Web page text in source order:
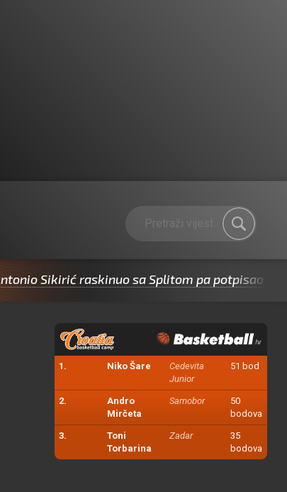
raskinuo sa Splitom pa potpisao za Cibonu
1. Niko Šare
Cedevita
Junior
51 bod
2.
Andro
Mirčeta
Samobor
50
bodova
3.
Toni
Torbarina
Zadar
35
bodova